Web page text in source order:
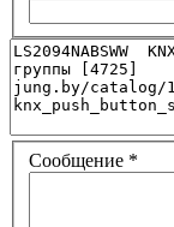
Сообщение *